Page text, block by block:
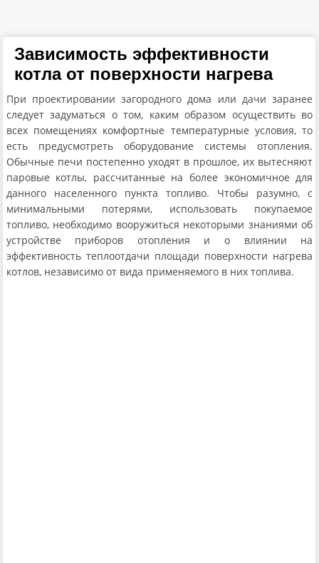
Зависимость эффективности
котла от поверхности нагрева
При проектировании загородного дома или дачи заранее
следует задуматься о том, каким образом осуществить во
всех помещениях комфортные температурные условия, то
есть предусмотреть оборудование системы отопления.
Обычные печи постепенно уходят в прошлое, их вытесняют
паровые котлы, рассчитанные на более экономичное для
данного населенного пункта топливо. Чтобы разумно, с
минимальными потерями, использовать покупаемое
топливо, необходимо вооружиться некоторыми знаниями об
устройстве приборов отопления и о влиянии на
эффективность теплоотдачи площади поверхности нагрева
котлов, независимо от вида применяемого в них топлива.